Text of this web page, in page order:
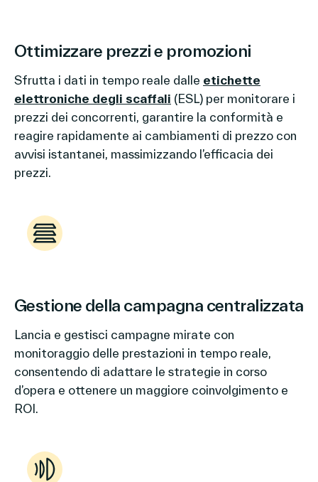
Ottimizzare prezzi e promozioni
Sfrutta i dati in tempo reale dalle etichette
elettroniche degli scaffali (ESL) per monitorare i
prezzi dei concorrenti, garantire la conformità e
reagire rapidamente ai cambiamenti di prezzo con
avvisi istantanei, massimizzando l’efficacia dei
prezzi.
Gestione della campagna centralizzata
Lancia e gestisci campagne mirate con
monitoraggio delle prestazioni in tempo reale,
consentendo di adattare le strategie in corso
d’opera e ottenere un maggiore coinvolgimento e
ROI.